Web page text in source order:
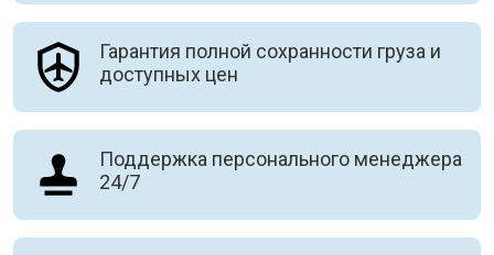
Гарантия полной сохранности груза и
доступных цен
Поддержка персонального менеджера
24/7